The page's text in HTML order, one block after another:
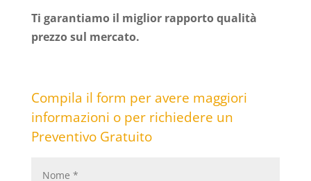
Ti garantiamo il miglior rapporto qualità
prezzo sul mercato.
Compila il form per avere maggiori
informazioni o per richiedere un
Preventivo Gratuito